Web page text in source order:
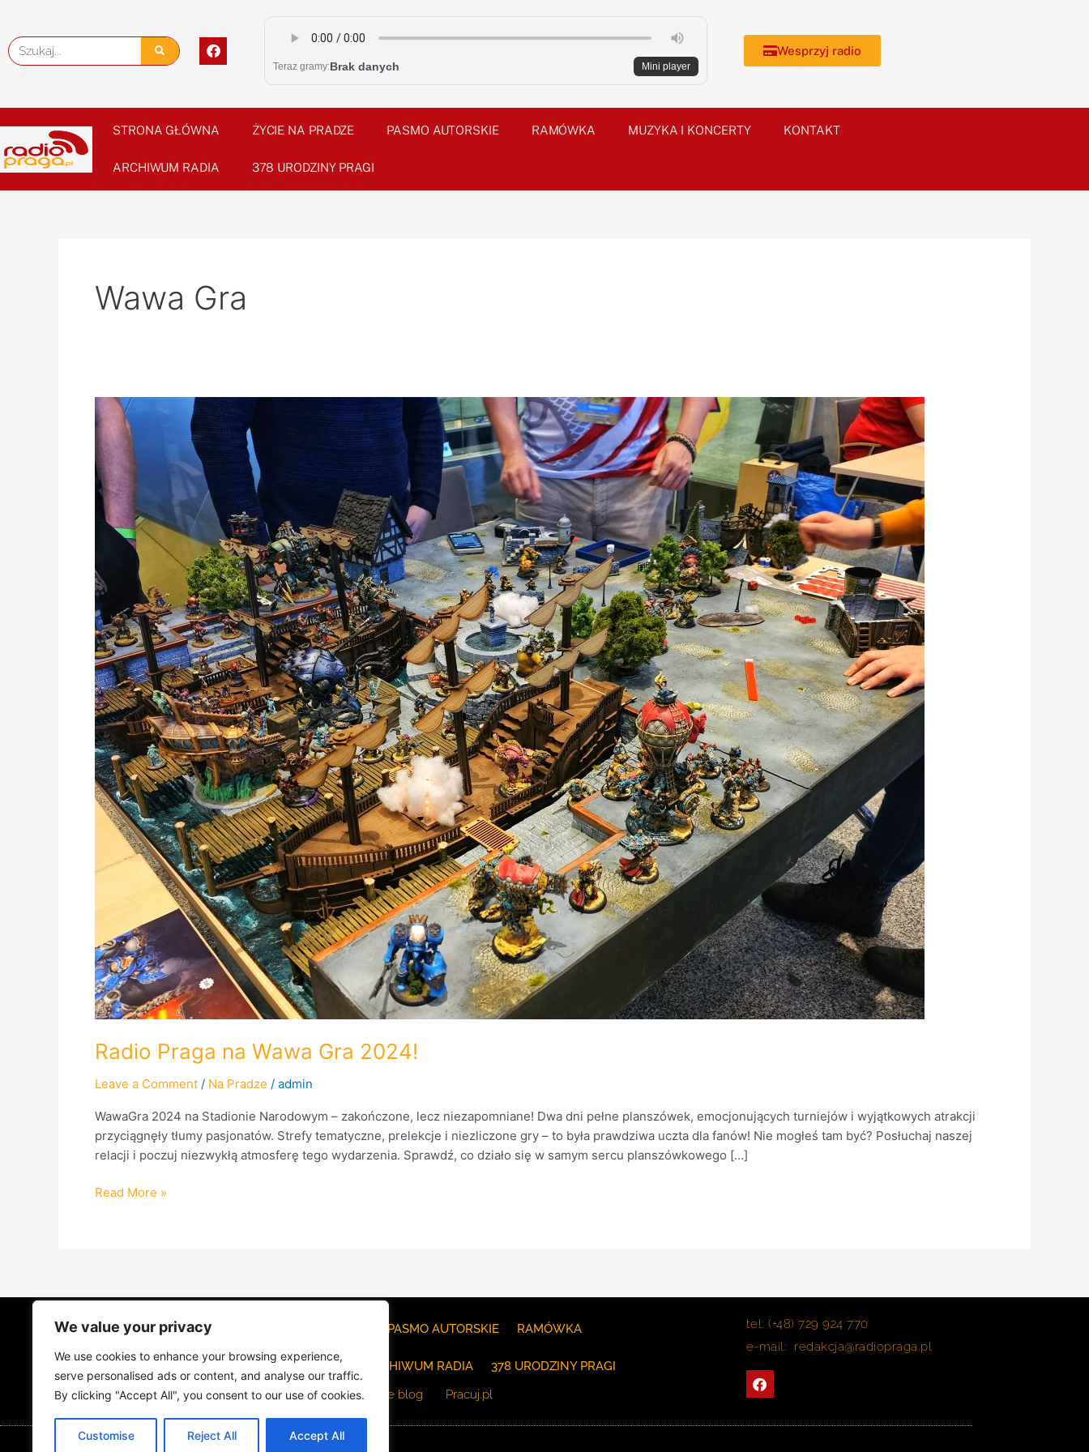
We value your privacy
We use cookies to enhance your browsing experience,
serve personalised ads or content, and analyse our traffic.
By clicking "Accept All", you consent to our use of cookies.
Customise Reject All Accept All
content
Szukaj
F
a
c
o
o
k
Teraz gramy:Brak danych Mini player
Wesprzyj radio
STRONA GŁÓWNA ŻYCIE NA PRADZE PASMO AUTORSKIE RAMÓWKA MUZYKA I KONCERTY KONTAKT
ARCHIWUM RADIA 378 URODZINY PRAGI
Wawa Gra
Radio Praga na Wawa Gra 2024!
Leave a Comment / Na Pradze / admin
WawaGra 2024 na Stadionie Narodowym – zakończone, lecz niezapomniane! Dwa dni pełne planszówek, emocjonujących turniejów i wyjątkowych atrakcji
przyciągnęły tłumy pasjonatów. Strefy tematyczne, prelekcje i niezliczone gry – to była prawdziwa uczta dla fanów! Nie mogłeś tam być? Posłuchaj naszej
relacji i poczuj niezwykłą atmosferę tego wydarzenia. Sprawdź, co działo się w samym sercu planszówkowego […]
Radio
Praga
na
Wawa
Gra
2024!
Read More »
STRONA GŁÓWNA PASMO AUTORSKIE RAMÓWKA
MUZYKA I KONCERTY KONTAKT ARCHIWUM RADIA
378 URODZINY PRAGI
The blog
Pracuj.pl
tel: (+48) 729 924 770
e-mail: redakcja@radiopraga.pl
F
a
b